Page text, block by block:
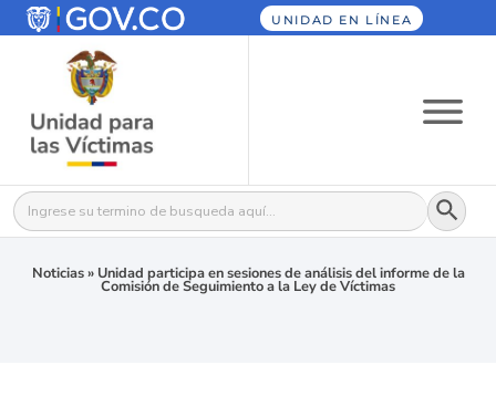
UNIDAD EN LÍNEA
Buscar: Botón
Noticias» Unidad participa en sesiones de análisis del informe de la
Comisión de Seguimiento a la Ley de Víctimas